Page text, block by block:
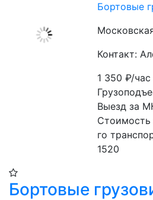
Бортовые
Контакт:
1 350₽/час
Выезд за
Стоимость
го
1520
Бортовые